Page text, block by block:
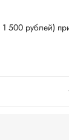
1 500 рублей)